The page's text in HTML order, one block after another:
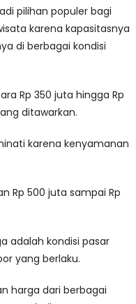
pilihan populer bagi
karena kapasitasnya
di berbagai kondisi
Rp 350 juta hingga Rp
ditawarkan.
karena kenyamanan
Rp 500 juta sampai Rp
adalah kondisi pasar
yang berlaku.
harga dari berbagai